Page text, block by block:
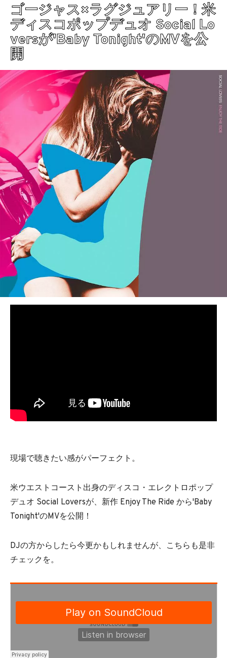
ゴージャス×ラグジュアリー！米
ディスコポップデュオ Social Lo
versが'Baby Tonight'のMVを公
開
現場で聴きたい感がパーフェクト。
米ウエストコースト出身のディスコ・エレクトロポップ
デュオ Social Loversが、新作 Enjoy The Ride から'Baby
Tonight'のMVを公開！
DJの方からしたら今更かもしれませんが、こちらも是非
チェックを。